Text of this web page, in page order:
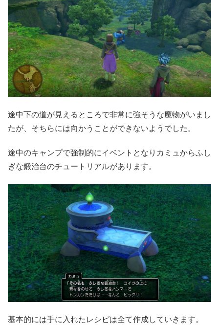
途中下の道が見えるところで非常に強そうな魔物がいまし
たが、そちらには向かうことができないようでした。
途中のキャンプで強制的にイベントとなりカミュからふし
ぎな鍛治台のチュートリアルがあります。
基本的には手に入れたレシピは全て作成していきます。